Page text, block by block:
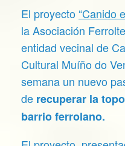
El proyecto“Canido
la Asociación
entidad vecinal de
Cultural Muíño do
semana un nuevo
de recuperar la
barrio ferrolano.